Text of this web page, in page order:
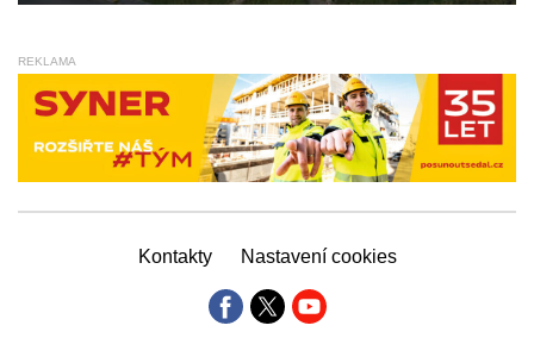
REKLAMA
Kontakty Nastavení cookies